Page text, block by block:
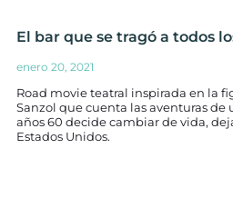
El bar que se tragó a todos
enero 20, 2021
Road movie teatral inspirada en la
Sanzol que cuenta las aventuras de
años 60 decide cambiar de vida,
Estados Unidos.